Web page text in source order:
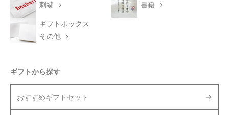
刺繍 書籍
ギフトボックス
その他
ギフトから探す
おすすめギフトセット